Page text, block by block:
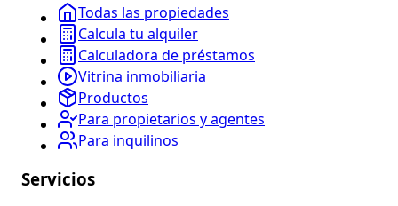
Todas las propiedades
Calcula tu alquiler
Calculadora de préstamos
Vitrina inmobiliaria
Productos
Para propietarios y agentes
Para inquilinos
Servicios